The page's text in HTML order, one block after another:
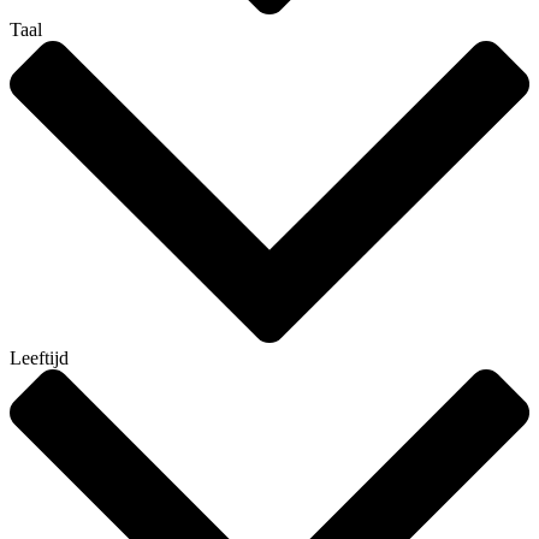
Taal
Leeftijd